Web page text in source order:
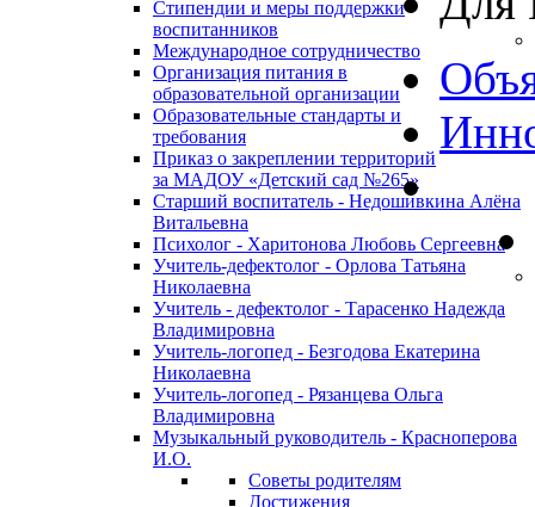
Стипендии и меры поддержки
воспитанников
Международное сотрудничество
Организация питания в
образовательной организации
Образовательные стандарты и
требования
Приказ о закреплении территорий
за МАДОУ «Детский сад №265»
Старший воспитатель - Недошивкина Алёна
Витальевна
Психолог - Харитонова Любовь Сергеевна
Учитель-дефектолог - Орлова Татьяна
Николаевна
Учитель - дефектолог - Тарасенко Надежда
Владимировна
Учитель-логопед - Безгодова Екатерина
Николаевна
Учитель-логопед - Рязанцева Ольга
Владимировна
Музыкальный руководитель - Красноперова
И.О.
Советы родителям
Достижения